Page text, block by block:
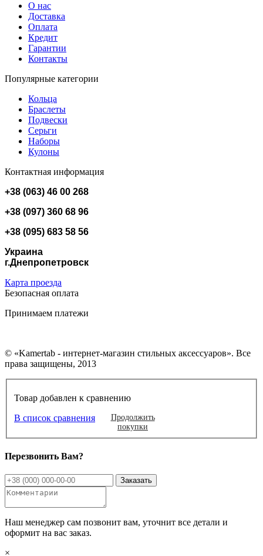
О нас
Доставка
Оплата
Кредит
Гарантии
Контакты
Популярные категории
Кольца
Браслеты
Подвески
Серьги
Наборы
Кулоны
Контактная информация
+38 (063) 46 00 268
+38 (097) 360 68 96
+38 (095) 683 58 56
Украина
г.Днепропетровск
Карта проезда
Безопасная оплата
Принимаем платежи
© «Kamertab - интернет-магазин стильных аксессуаров». Все
права защищены, 2013
Товар добавлен к сравнению
В список сравнения
Продолжить
покупки
Перезвонить Вам?
Наш менеджер сам позвонит вам, уточнит все детали и
оформит на вас заказ.
×